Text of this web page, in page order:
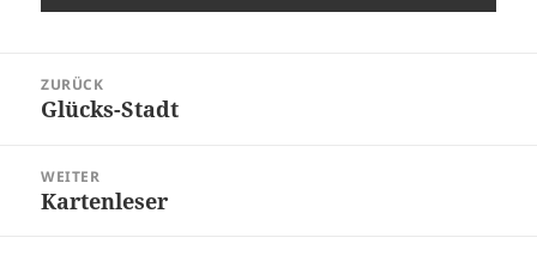
ZURÜCK
Vorheriger
Glücks-Stadt
WEITER
Nächster
Kartenleser